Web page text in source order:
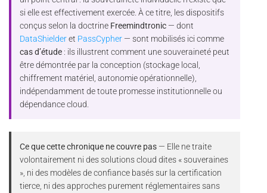
si elle est effectivement exercée. À ce titre, les dispositifs
conçus selon la doctrine Freemindtronic — dont
DataShielderet PassCypher — sont mobilisés ici comme
cas d’étude : ils illustrent comment une souveraineté peut
être démontrée par la conception (stockage local,
chiffrement matériel, autonomie opérationnelle),
indépendamment de toute promesse institutionnelle ou
dépendance cloud.
Ce que cette chronique ne couvre pas — Elle ne traite
volontairement ni des solutions cloud dites « souveraines
», ni des modèles de confiance basés sur la certification
tierce, ni des approches purement réglementaires sans